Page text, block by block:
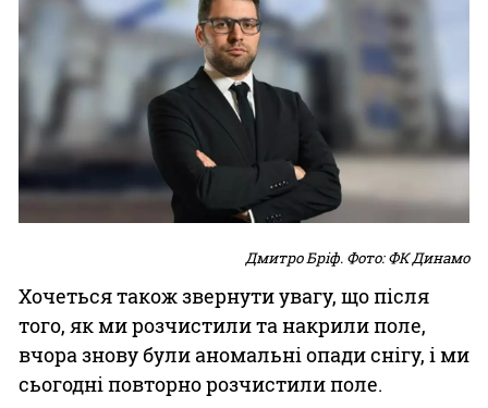
Дмитро Бріф. Фото: ФК Динамо
Хочеться також звернути увагу, що після
того, як ми розчистили та накрили поле,
вчора знову були аномальні опади снігу, і ми
сьогодні повторно розчистили поле.